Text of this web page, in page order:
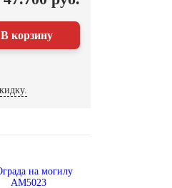
В корзину